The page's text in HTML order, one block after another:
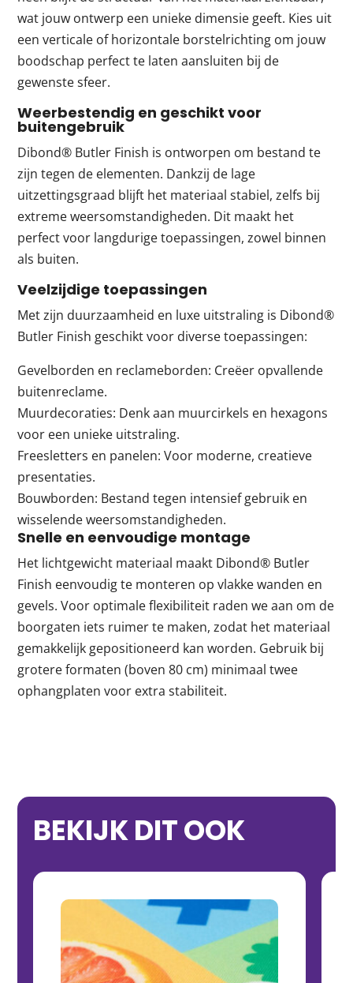
wat jouw ontwerp een unieke dimensie geeft. Kies uit
een verticale of horizontale borstelrichting om jouw
boodschap perfect te laten aansluiten bij de
gewenste sfeer.
Weerbestendig en geschikt voor
buitengebruik
Dibond® Butler Finish is ontworpen om bestand te
zijn tegen de elementen. Dankzij de lage
uitzettingsgraad blijft het materiaal stabiel, zelfs bij
extreme weersomstandigheden. Dit maakt het
perfect voor langdurige toepassingen, zowel binnen
als buiten.
Veelzijdige toepassingen
Met zijn duurzaamheid en luxe uitstraling is Dibond®
Butler Finish geschikt voor diverse toepassingen:
Gevelborden en reclameborden: Creëer opvallende
buitenreclame.
Muurdecoraties: Denk aan muurcirkels en hexagons
voor een unieke uitstraling.
Freesletters en panelen: Voor moderne, creatieve
presentaties.
Bouwborden: Bestand tegen intensief gebruik en
wisselende weersomstandigheden.
Snelle en eenvoudige montage
Het lichtgewicht materiaal maakt Dibond® Butler
Finish eenvoudig te monteren op vlakke wanden en
gevels. Voor optimale flexibiliteit raden we aan om de
boorgaten iets ruimer te maken, zodat het materiaal
gemakkelijk gepositioneerd kan worden. Gebruik bij
grotere formaten (boven 80 cm) minimaal twee
ophangplaten voor extra stabiliteit.
BEKIJK DIT OOK